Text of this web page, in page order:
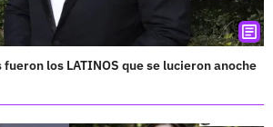
fueron los LATINOS que se lucieron anoche